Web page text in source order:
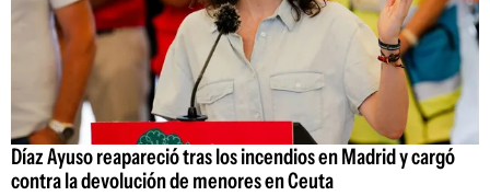
Díaz Ayuso reapareció tras los incendios en Madrid y cargó
contra la devolución de menores en Ceuta